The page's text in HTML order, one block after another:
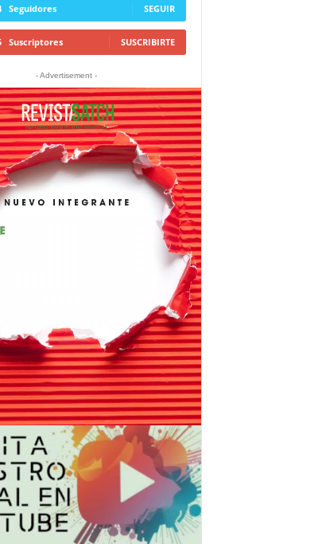
Seguidores SEGUIR
Suscriptores SUSCRIBIRTE
- Advertisement -